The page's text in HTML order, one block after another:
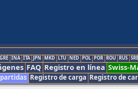
GRE INA ITA JPN MKD LTU NED POL POR ROU RUS
FAQ Registro en línea Swiss-
Registro de carga Registro de